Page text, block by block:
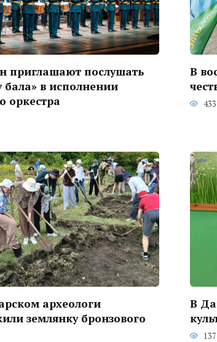
приглашают послушать
бала» в исполнении
оркестра
В
433
археологи
землянку бронзового
В
137